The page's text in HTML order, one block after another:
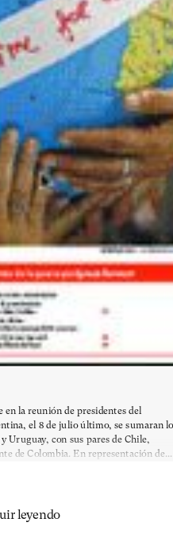
la reunión de presidentes del
el 8 de julio último, se sumaran
Uruguay, con sus pares de Chile,
de Colombia. En representación de...
leyendo